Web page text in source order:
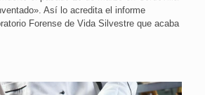
Así lo acredita el informe
Forense de Vida Silvestre que acaba